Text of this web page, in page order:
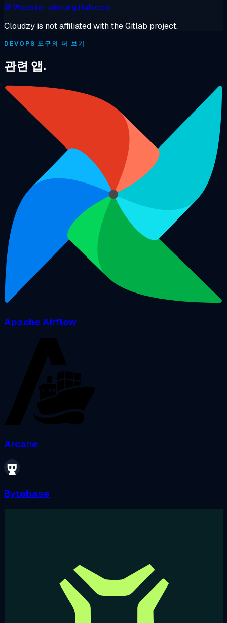
Website· about.gitlab.com
Cloudzy is not affiliated with the Gitlab project.
DEVOPS 도구의 더 보기
관련 앱.
Apache Airflow
Arcane
Bytebase